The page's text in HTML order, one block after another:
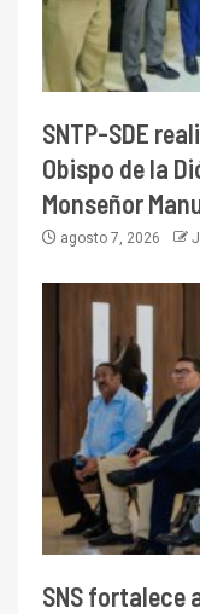
SNTP-SDE
Obispo de la
Monseñor
agosto 7, 2026
SNS